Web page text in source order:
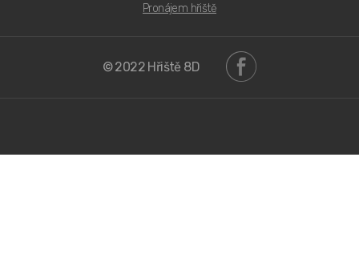
PDF Sport
Pronájem hřiště
© 2022 Hřiště 8D